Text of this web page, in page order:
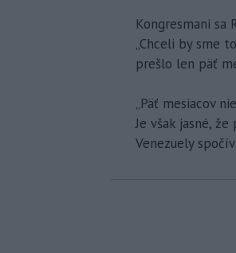
Kongresmani sa
„Chceli by sme
prešlo len päť
„Päť mesiacov
Je však jasné,
Venezuely